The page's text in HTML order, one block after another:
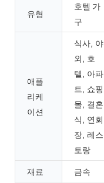
유형
호텔 가
구
애플
리케
이션
식사, 야
외, 호
텔, 아파
트, 쇼핑
몰, 결혼
식, 연회
장, 레스
토랑
재료 금속